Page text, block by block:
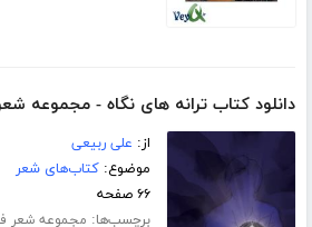
دانلود کتاب ترانه های نگاه - مجموعه
از: علی ربیعی
موضوع:کتاب‌های شعر
۶۶ صفحه
برچسب‌ها: مجموعه شعر